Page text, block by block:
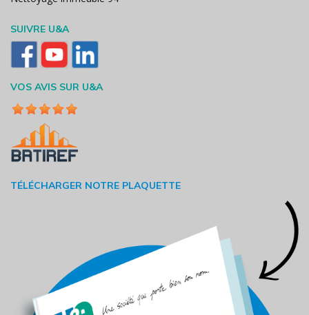
SUIVRE U&A
VOS AVIS SUR U&A
TÉLÉCHARGER NOTRE PLAQUETTE